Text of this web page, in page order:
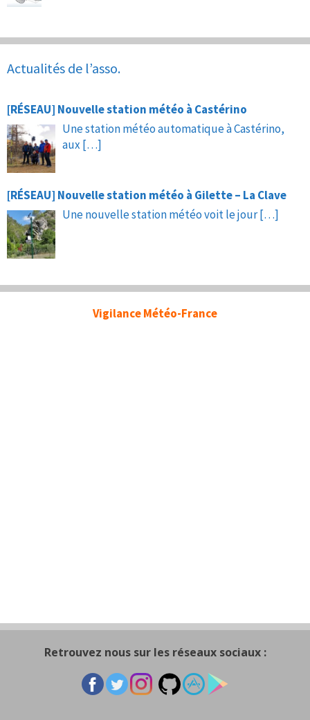
Actualités de l’asso.
[RÉSEAU] Nouvelle station météo à Castérino
Une station météo automatique à Castérino,
aux […]
[RÉSEAU] Nouvelle station météo à Gilette – La Clave
Une nouvelle station météo voit le jour[…]
Vigilance Météo-France
Retrouvez nous sur les réseaux sociaux :